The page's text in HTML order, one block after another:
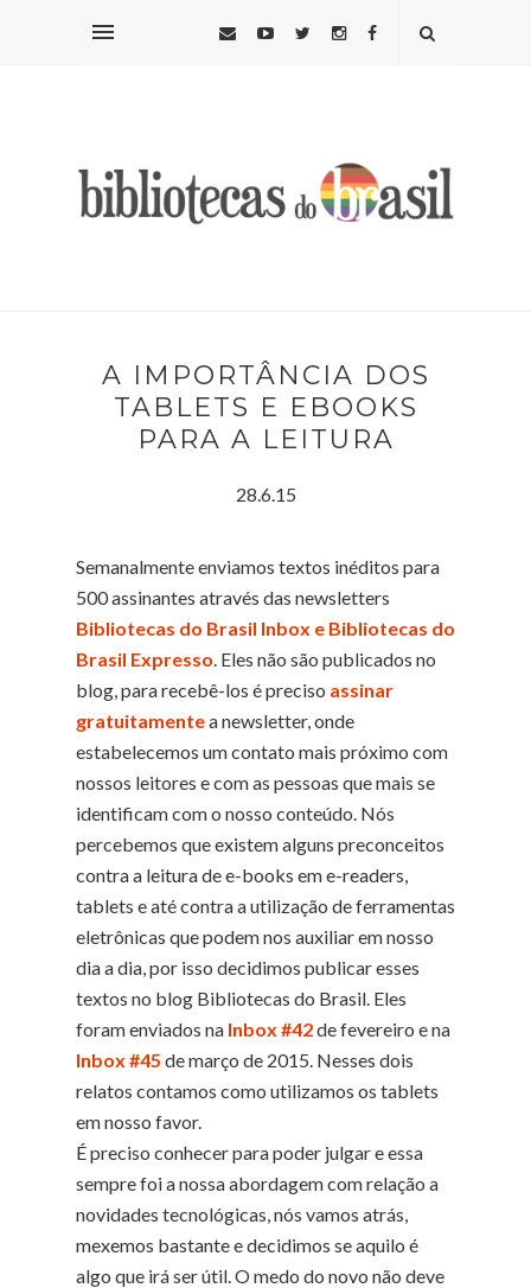
A IMPORTÂNCIA DOS
TABLETS E EBOOKS
PARA A LEITURA
28.6.15
Semanalmente enviamos textos inéditos para
500 assinantes através das newsletters
Bibliotecas do Brasil Inbox e Bibliotecas do
Brasil Expresso. Eles não são publicados no
blog, para recebê-los é preciso assinar
gratuitamentea newsletter, onde
estabelecemos um contato mais próximo com
nossos leitores e com as pessoas que mais se
identificam com o nosso conteúdo. Nós
percebemos que existem alguns preconceitos
contra a leitura de e-books em e-readers,
tablets e até contra a utilização de ferramentas
eletrônicas que podem nos auxiliar em nosso
dia a dia, por isso decidimos publicar esses
textos no blog Bibliotecas do Brasil. Eles
foram enviados na Inbox #42de fevereiro e na
Inbox #45 de março de 2015. Nesses dois
relatos contamos como utilizamos os tablets
em nosso favor.
É preciso conhecer para poder julgar e essa
sempre foi a nossa abordagem com relação a
novidades tecnológicas, nós vamos atrás,
mexemos bastante e decidimos se aquilo é
algo que irá ser útil. O medo do novo não deve